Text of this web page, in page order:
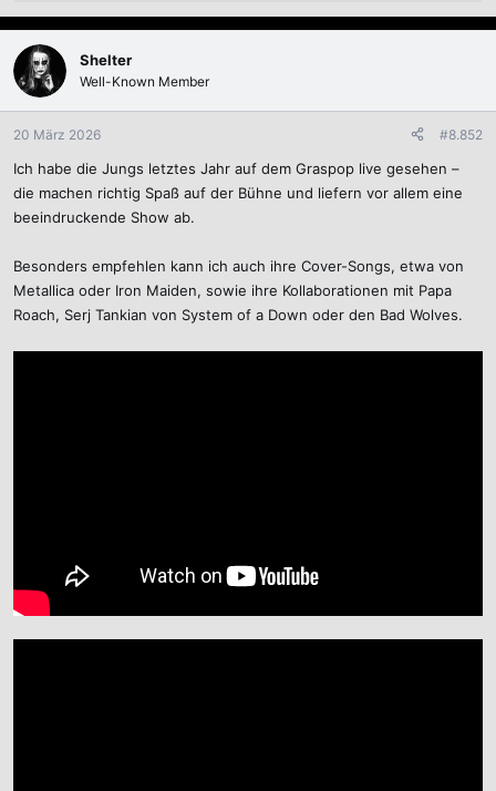
a
k
i
o
n
n
:
Shelter
Well-Known Member
20 März 2026 #8.852
Ich habe die Jungs letztes Jahr auf dem Graspop live gesehen –
die machen richtig Spaß auf der Bühne und liefern vor allem eine
beeindruckende Show ab.
Besonders empfehlen kann ich auch ihre Cover-Songs, etwa von
Metallica oder Iron Maiden, sowie ihre Kollaborationen mit Papa
Roach, Serj Tankian von System of a Down oder den Bad Wolves.